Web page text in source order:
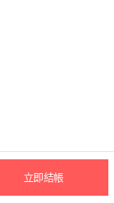
立即結帳